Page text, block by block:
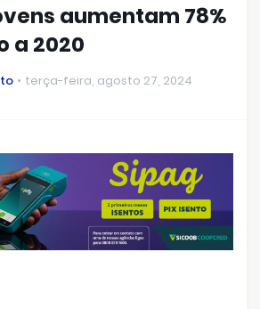
aumentam 78%
a 2020
terça-feira, agosto 27, 2024